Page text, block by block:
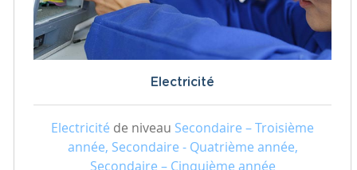
Electricité
Electricité de niveau Secondaire – Troisième
année, Secondaire - Quatrième année,
Secondaire – Cinquième année